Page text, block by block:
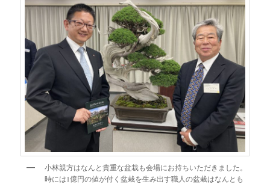
小林親方はなんと貴重な盆栽も会場にお持ちいただきました。
時には1億円の値が付く盆栽を生み出す職人の盆栽はなんとも